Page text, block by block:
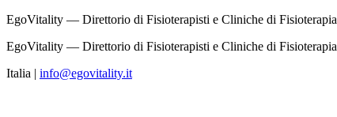
EgoVitality — Direttorio di Fisioterapisti e Cliniche di Fisioterapia
EgoVitality — Direttorio di Fisioterapisti e Cliniche di Fisioterapia
Italia | info@egovitality.it